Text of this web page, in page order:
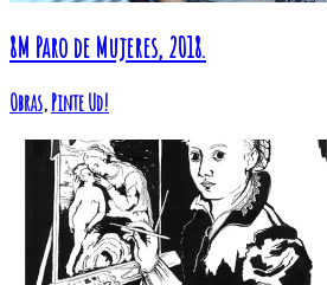
8M Paro de Mujeres, 2018.
Obras,Pinte Ud!